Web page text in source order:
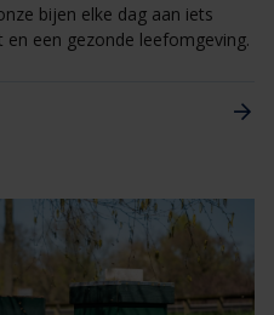
bijen elke dag aan iets
een gezonde leefomgeving.